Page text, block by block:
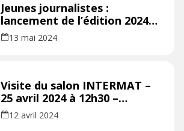
Jeunes journalistes :
lancement de l’édition 2024
des « Talents à la Une »
13 mai 2024
Visite du salon INTERMAT –
25 avril 2024 à 12h30 –
programme complet à
découvrir
12 avril 2024